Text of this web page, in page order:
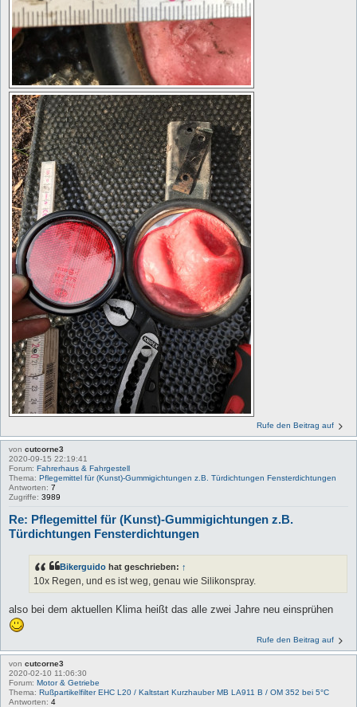
Rufe den Beitrag auf
von cutcorne3
2020-09-15 22:19:41
Forum: Fahrerhaus & Fahrgestell
Thema: Pflegemittel für (Kunst)-Gummigichtungen z.B. Türdichtungen Fensterdichtungen
Antworten: 7
Zugriffe: 3989
Re: Pflegemittel für (Kunst)-Gummigichtungen z.B.
Türdichtungen Fensterdichtungen
Bikerguido hat geschrieben: ↑
10x Regen, und es ist weg, genau wie Silikonspray.
also bei dem aktuellen Klima heißt das alle zwei Jahre neu einsprühen
Rufe den Beitrag auf
von cutcorne3
2020-02-10 11:06:30
Forum: Motor & Getriebe
Thema: Rußpartikelfilter EHC L20 / Kaltstart Kurzhauber MB LA911 B / OM 352 bei 5°C
Antworten: 4